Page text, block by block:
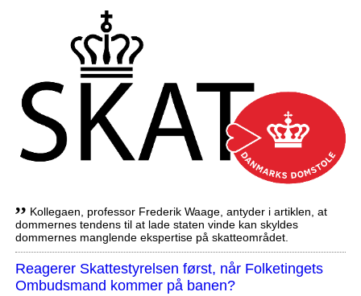
,, Kollegaen, professor Frederik Waage, antyder i artiklen, at
dommernes tendens til at lade staten vinde kan skyldes
dommernes manglende ekspertise på skatteområdet.
Reagerer Skattestyrelsen først, når Folketingets
Ombudsmand kommer på banen?